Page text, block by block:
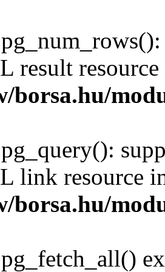
result
borsa.hu/
link resource
borsa.hu/